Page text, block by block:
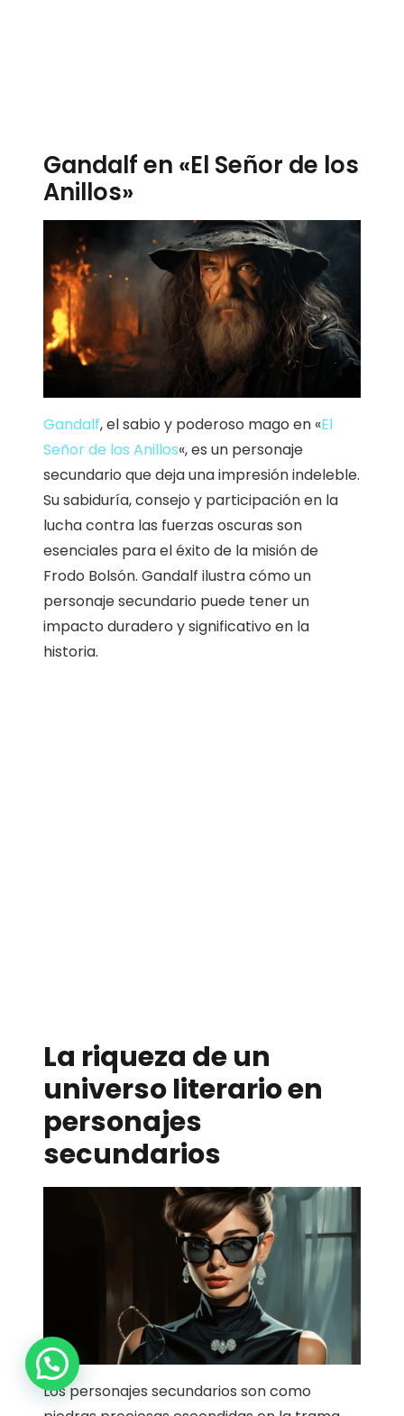
Gandalf en «El Señor de los
Anillos»
Gandalf, el sabio y poderoso mago en «El
Señor de los Anillos«, es un personaje
secundario que deja una impresión indeleble.
Su sabiduría, consejo y participación en la
lucha contra las fuerzas oscuras son
esenciales para el éxito de la misión de
Frodo Bolsón. Gandalf ilustra cómo un
personaje secundario puede tener un
impacto duradero y significativo en la
historia.
La riqueza de un
universo literario en
personajes
secundarios
Los personajes secundarios son como
1